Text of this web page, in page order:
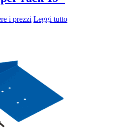
i prezzi Leggi tutto